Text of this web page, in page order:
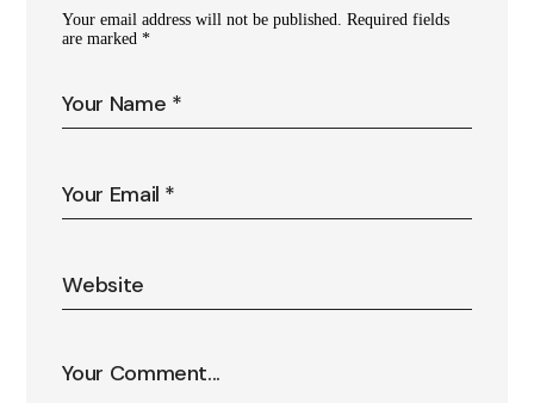
Your email address will not be published.
Required fields
are marked*